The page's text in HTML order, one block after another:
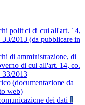
politici di cui all'art. 14,
2013 (da pubblicare in
di amministrazione, di
di cui all'art. 14, co.
33/2013
(documentazione da
web)
dei dati 1